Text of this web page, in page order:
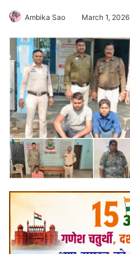
Ambika Sao March 1, 2026